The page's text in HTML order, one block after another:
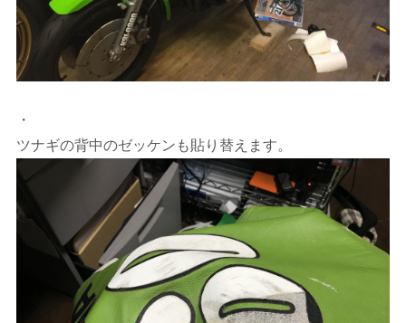
・
ツナギの背中のゼッケンも貼り替えます。